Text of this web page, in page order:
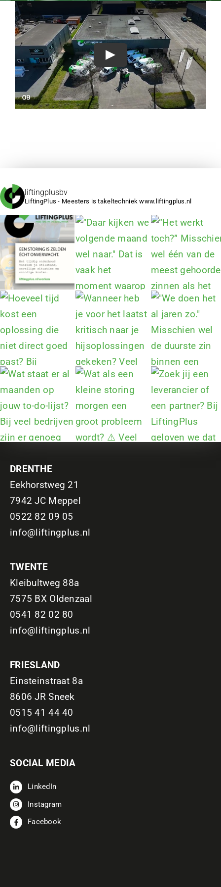
Play
liftingplusbv
LiftingPlus - Meesters is takeltechniek www.liftingplus.nl
DRENTHE
Eekhorstweg 21
7942 JC Meppel
0522 82 09 05
info@liftingplus.nl
TWENTE
Kleibultweg 88a
7575 BX Oldenzaal
0541 82 02 80
info@liftingplus.nl
FRIESLAND
Einsteinstraat 8a
8606 JR Sneek
0515 41 44 40
info@liftingplus.nl
SOCIAL MEDIA
LinkedIn
Instagram
Facebook